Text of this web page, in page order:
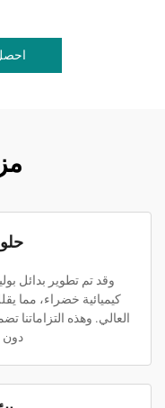
احصل
وقد تم تطوير بدائل
كيميائية خضراء، مما
العالي. وهذه التزاماتنا
دون